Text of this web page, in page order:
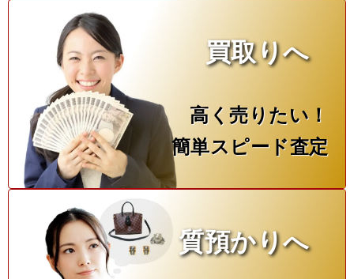
買取りへ
高く売りたい！
簡単スピード査定
質預かりへ